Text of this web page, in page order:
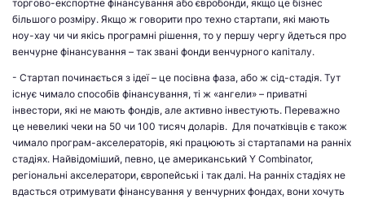
торгово-експортне фінансування або євробонди, якщо це бізнес
більшого розміру. Якщо ж говорити про техно стартапи, які мають
ноу-хау чи чи якісь програмні рішення, то у першу чергу йдеться про
венчурне фінансування – так звані фонди венчурного капіталу.
- Стартап починається з ідеї – це посівна фаза, або ж сід-стадія. Тут
існує чимало способів фінансування, ті ж «ангели» – приватні
інвестори, які не мають фондів, але активно інвестують. Переважно
це невеликі чеки на 50 чи 100 тисяч доларів. Для початківців є також
чимало програм-акселераторів, які працюють зі стартапами на ранніх
стадіях. Найвідоміший, певно, це американський Y Combinator,
регіональні акселератори, європейські і так далі. На ранніх стадіях не
вдасться отримувати фінансування у венчурних фондах, вони хочуть